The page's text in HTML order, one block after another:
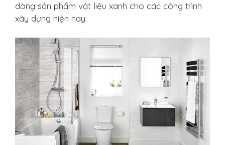
dòng sản phẩm vật liệu xanh cho các công trình
xây dựng hiện nay.